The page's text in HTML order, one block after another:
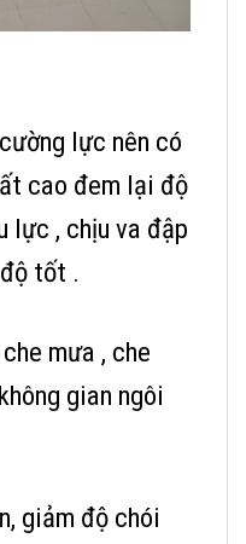
lực nên có
cao đem lại độ
lực , chịu va đập
tốt .
mưa , che
gian ngôi
giảm độ chói